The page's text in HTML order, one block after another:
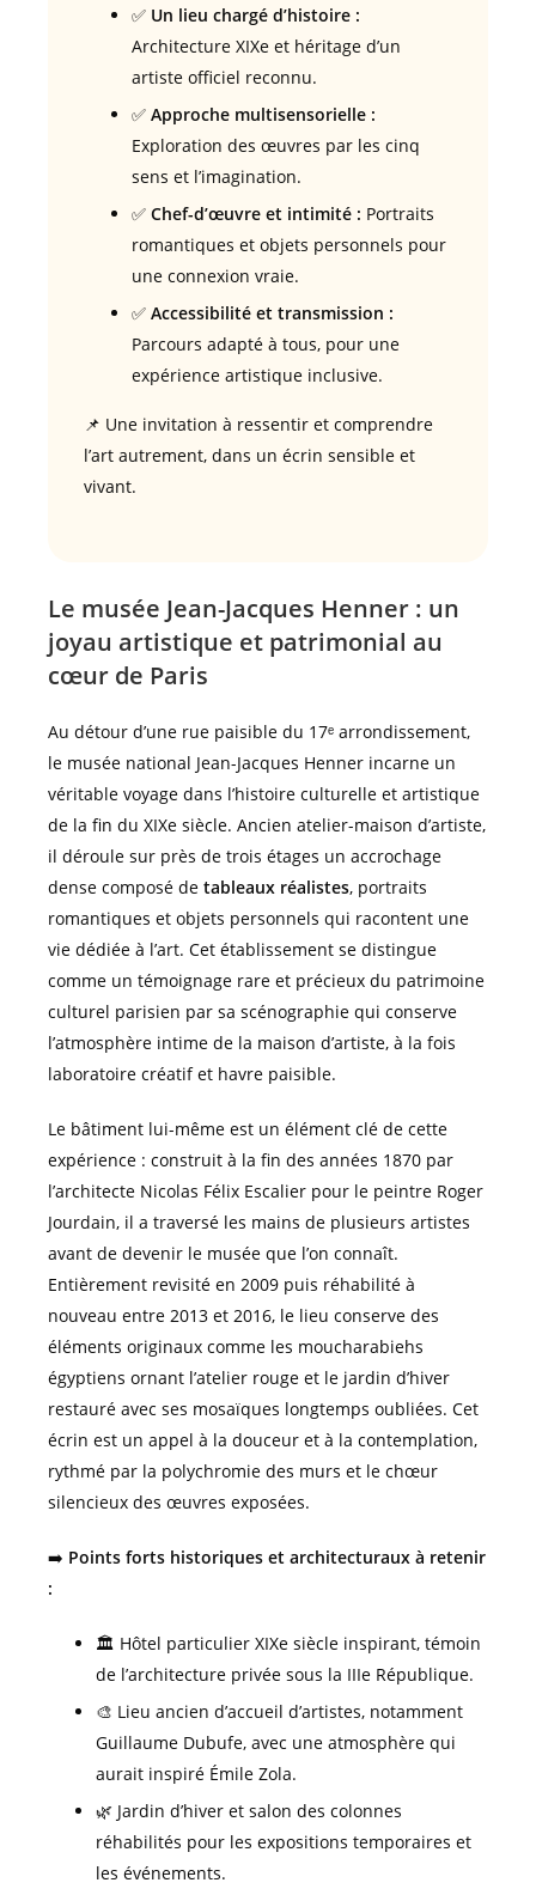
✅ Un lieu chargé d’histoire :
Architecture XIXe et héritage d’un
artiste officiel reconnu.
✅ Approche multisensorielle :
Exploration des œuvres par les cinq
sens et l’imagination.
✅ Chef-d’œuvre et intimité : Portraits
romantiques et objets personnels pour
une connexion vraie.
✅ Accessibilité et transmission :
Parcours adapté à tous, pour une
expérience artistique inclusive.
📌 Une invitation à ressentir et comprendre
l’art autrement, dans un écrin sensible et
vivant.
Le musée Jean-Jacques Henner : un
joyau artistique et patrimonial au
cœur de Paris
Au détour d’une rue paisible du 17ᵉ arrondissement,
le musée national Jean-Jacques Henner incarne un
véritable voyage dans l’histoire culturelle et artistique
de la fin du XIXe siècle. Ancien atelier-maison d’artiste,
il déroule sur près de trois étages un accrochage
dense composé de tableaux réalistes, portraits
romantiques et objets personnels qui racontent une
vie dédiée à l’art. Cet établissement se distingue
comme un témoignage rare et précieux du patrimoine
culturel parisien par sa scénographie qui conserve
l’atmosphère intime de la maison d’artiste, à la fois
laboratoire créatif et havre paisible.
Le bâtiment lui-même est un élément clé de cette
expérience : construit à la fin des années 1870 par
l’architecte Nicolas Félix Escalier pour le peintre Roger
Jourdain, il a traversé les mains de plusieurs artistes
avant de devenir le musée que l’on connaît.
Entièrement revisité en 2009 puis réhabilité à
nouveau entre 2013 et 2016, le lieu conserve des
éléments originaux comme les moucharabiehs
égyptiens ornant l’atelier rouge et le jardin d’hiver
restauré avec ses mosaïques longtemps oubliées. Cet
écrin est un appel à la douceur et à la contemplation,
rythmé par la polychromie des murs et le chœur
silencieux des œuvres exposées.
➡️ Points forts historiques et architecturaux à retenir
:
🏛️ Hôtel particulier XIXe siècle inspirant, témoin
de l’architecture privée sous la IIIe République.
🎨 Lieu ancien d’accueil d’artistes, notamment
Guillaume Dubufe, avec une atmosphère qui
aurait inspiré Émile Zola.
🌿 Jardin d’hiver et salon des colonnes
réhabilités pour les expositions temporaires et
les événements.